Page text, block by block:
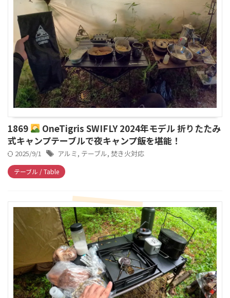
1869
OneTigris SWIFLY 2024年モデル 折りたたみ
式キャンプテーブルで夜キャンプ飯を堪能！
2025/9/1 アルミ, テーブル, 焚き火対応
テーブル / Table